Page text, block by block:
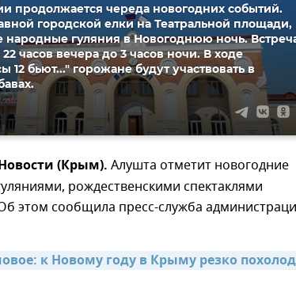
продолжается череда новогодних событий.
городской елки на Театральной площади,
народные гуляния в Новогоднюю ночь.
часов вечера до 3 часов ночи. В ходе
12 бьют..." горожане будут участвовать в
(Крым). Алушта отметит новогодние
рождественскими спектаклями
этом сообщила пресс-служба
к Новому году в Крыму резко